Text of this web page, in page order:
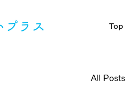
Top
All Posts